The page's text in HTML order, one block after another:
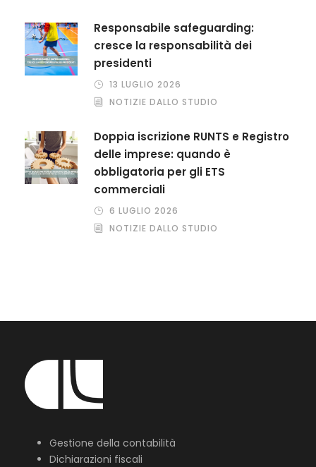
Responsabile safeguarding:
cresce la responsabilità dei
presidenti
13 LUGLIO 2026
NOTIZIE DALLO STUDIO
Doppia iscrizione RUNTS e Registro
delle imprese: quando è
obbligatoria per gli ETS
commerciali
6 LUGLIO 2026
NOTIZIE DALLO STUDIO
Gestione della contabilità
Dichiarazioni fiscali